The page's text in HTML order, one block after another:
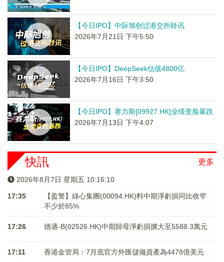
【今日IPO】中际旭创过港交所聆讯
2026年7月21日 下午5:50
【今日IPO】DeepSeek估值4800亿
2026年7月16日 下午3:50
【今日IPO】赛力斯[09927.HK]业绩变脸暴跌
2026年7月13日 下午4:07
更多
快訊
2026年8月7日 星期五 10:16:10
17:35
【盈警】綠心集團(00094.HK)料中期淨虧損同比收窄
不少於85%
17:26 德適-B(02526.HK)中期歸母淨虧損擴大至5588.3萬元
17:11 香港金管局：7月底官方外匯儲備資產為4478億美元